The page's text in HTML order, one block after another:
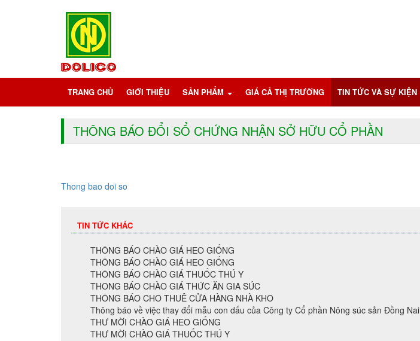
TRANG CHỦ GIỚI THIỆU SẢN PHẨM GIÁ CẢ THỊ TRƯỜNG TIN TỨC VÀ SỰ KIỆN
THÔNG BÁO ĐỔI SỔ CHỨNG NHẬN SỞ HỮU CỔ PHẦN
Thong bao doi so
TIN TỨC KHÁC
THÔNG BÁO CHÀO GIÁ HEO GIỐNG
THÔNG BÁO CHÀO GIÁ HEO GIỐNG
THÔNG BÁO CHÀO GIÁ THUỐC THÚ Y
THONG BÁO CHÀO GIÁ THỨC ĂN GIA SÚC
THÔNG BÁO CHO THUÊ CỬA HÀNG NHÀ KHO
Thông báo về việc thay đổi mẫu con dấu của Công ty Cổ phần Nông súc sản Đồng Nai
THƯ MỜI CHÀO GIÁ HEO GIỐNG
THƯ MỜI CHÀO GIÁ THUỐC THÚ Y